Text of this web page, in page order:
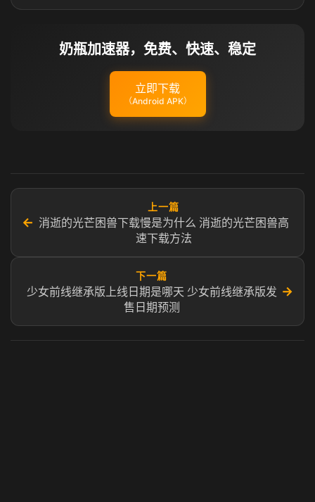
奶瓶加速器，免费、快速、稳定
立即下载
（Android APK）
←
上一篇
消逝的光芒困兽下载慢是为什么 消逝的光芒困兽高
速下载方法
下一篇
少女前线继承版上线日期是哪天 少女前线继承版发
售日期预测
→